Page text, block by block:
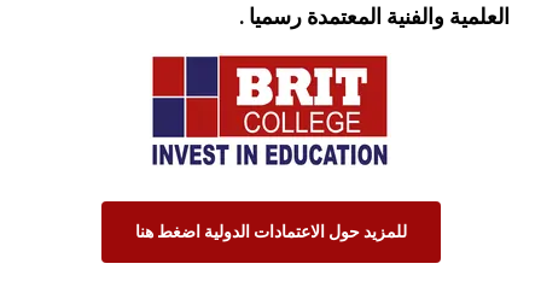
العلمية والفنية المعتمدة رسميا .
للمزيد حول الاعتمادات الدولية اضغط هنا